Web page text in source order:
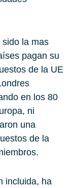
la mas
pagan su
de la UE
en los 80
ni
una
de la
incluida, ha